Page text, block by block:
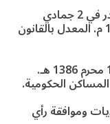
– وعلى قانون أملاك الدولة الخاصة الصادر في 2 جمادي
الثانية 1385 هـ. الموافق 28 سبتمبر 1965 م. المعدل بالقانون
– وعلى قرار مجلس الوزراء الصـادر في 13 محرم 1386 هـ.
وموافقة رأي